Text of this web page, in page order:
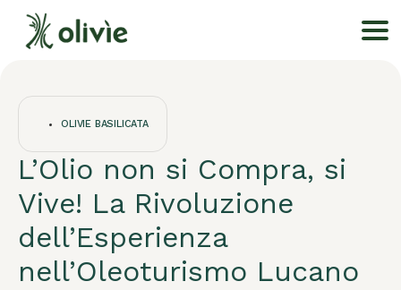
OLIVIE BASILICATA
L’Olio non si Compra, si
Vive! La Rivoluzione
dell’Esperienza
nell’Oleoturismo Lucano